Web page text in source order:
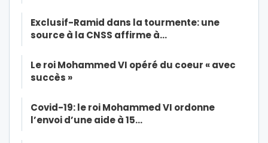
Exclusif-Ramid dans la tourmente: une
source à la CNSS affirme à…
Le roi Mohammed VI opéré du coeur « avec
succès »
Covid-19: le roi Mohammed VI ordonne
l’envoi d’une aide à 15…